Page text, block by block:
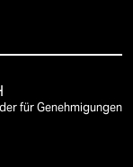
für Genehmigungen